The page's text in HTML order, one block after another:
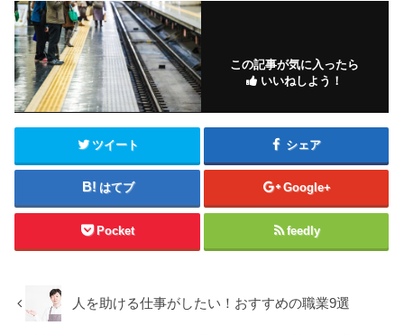
この記事が気に入ったら
いいねしよう！
ツイート シェア
はてブ Google+
Pocket feedly
人を助ける仕事がしたい！おすすめの職業9選